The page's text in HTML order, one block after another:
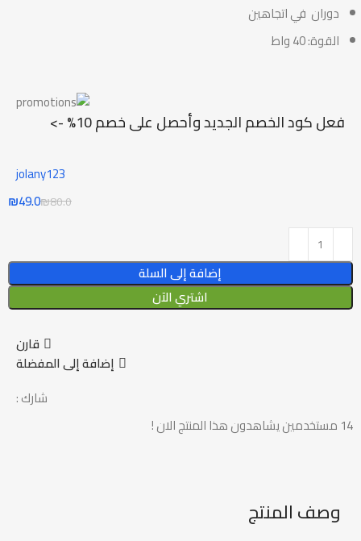
دوران في اتجاهين
القوة: 40 واط
فعل كود الخصم الجديد وأحصل على خصم 10% ->
jolany123
₪80.0
₪49.0
إضافة إلى السلة
اشتري الآن
قارن
إضافة إلى المفضلة
شارك :
14 مستخدمين يشاهدون هذا المنتج الان !
وصف المنتج